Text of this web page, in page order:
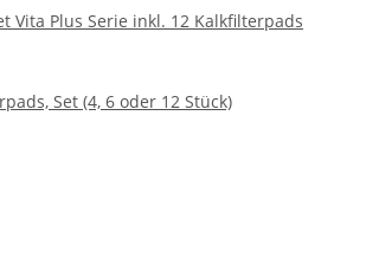
Vita Plus Serie inkl. 12 Kalkfilterpads